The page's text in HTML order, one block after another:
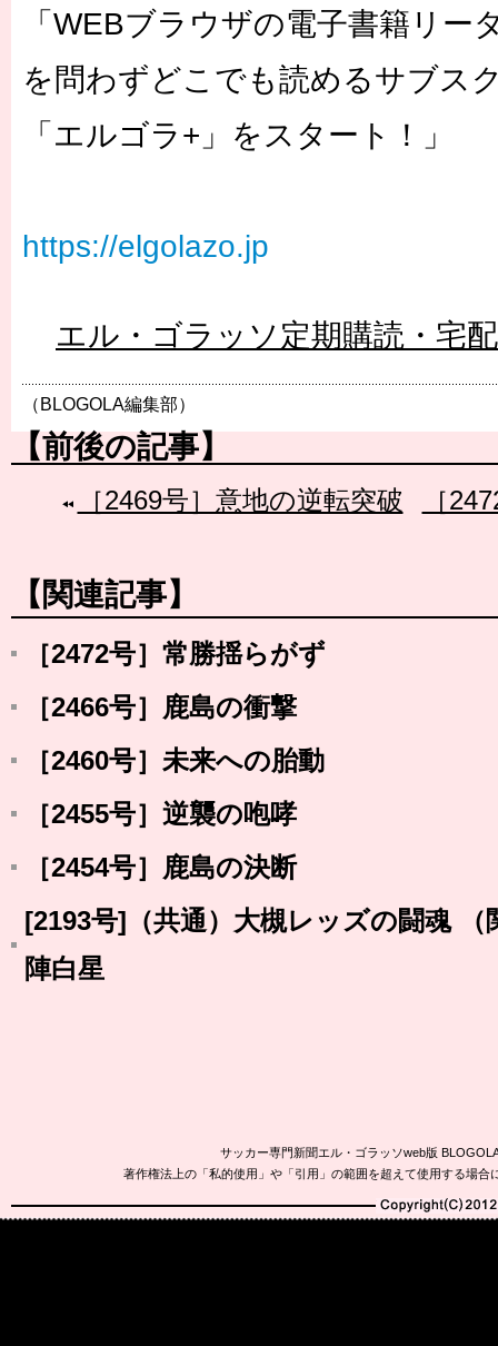
「WEBブラウザの電子書籍リー
を問わずどこでも読めるサブス
「エルゴラ+ 」をスタート！」
https://elgolazo.jp
エル・ゴラッソ定期購読・宅
（BLOGOLA編集部）
【前後の記事】
［2469号］意地の逆転突破 ［
【関連記事】
［2472号］常勝揺らがず
［2466号］鹿島の衝撃
［2460号］未来への胎動
［2455号］逆襲の咆哮
［2454号］鹿島の決断
[2193号]（共通）大槻レッズの闘魂
陣白星
サッカー専門新聞エル・ゴラッソweb版
著作権法上の「私的使用」や「引用」の範囲を超えて使用する場
Copyright(C)2010-